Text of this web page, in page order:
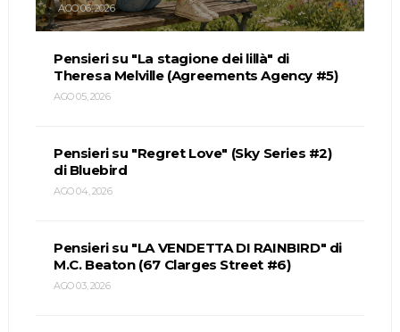
AGO 06, 2026
Pensieri su "La stagione dei lillà" di
Theresa Melville (Agreements Agency #5)
AGO 05, 2026
Pensieri su "Regret Love" (Sky Series #2)
di Bluebird
AGO 04, 2026
Pensieri su "LA VENDETTA DI RAINBIRD" di
M.C. Beaton (67 Clarges Street #6)
AGO 03, 2026